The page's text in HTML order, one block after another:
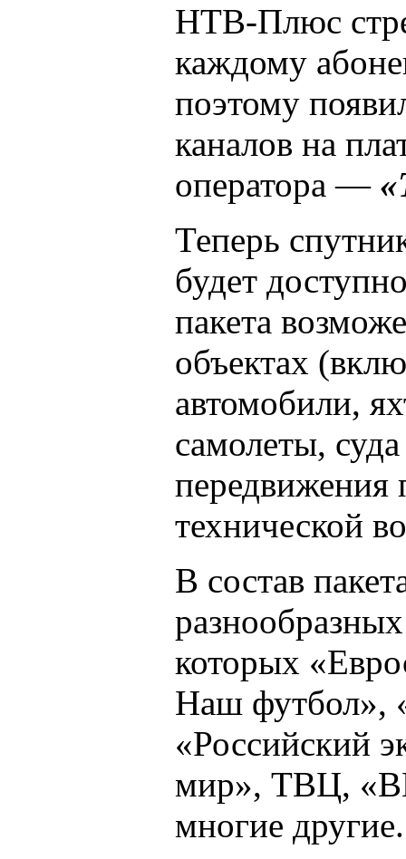
НТВ-Плюс
каждому
поэтому
каналов на
оператора —
Теперь
будет
пакета
объектах
автомобили,
самолеты,
передвижения
технической
В состав
которых
Наш футбол»,
«Российский
мир», ТВЦ,
многие другие.